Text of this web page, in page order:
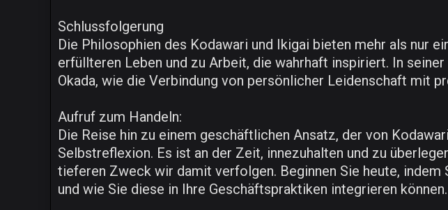
Schlussfolgerung
Die Philosophien des Kodawari und Ikigai bieten mehr als nur
erfüllteren Leben und zu Arbeit, die wahrhaft inspiriert. In seiner
Okada, wie die Verbindung von persönlicher Leidenschaft mit
Aufruf zum Handeln:
Die Reise hin zu einem geschäftlichen Ansatz, der von
Selbstreflexion. Es ist an der Zeit, innezuhalten und zu
tieferen Zweck wir damit verfolgen. Beginnen Sie heute,
und wie Sie diese in Ihre Geschäftspraktiken integrieren können.